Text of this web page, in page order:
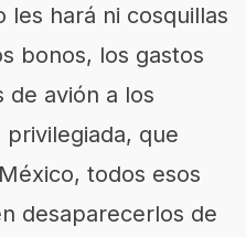
les hará ni cosquillas
bonos, los gastos
de avión a los
privilegiada, que
todos esos
desaparecerlos de